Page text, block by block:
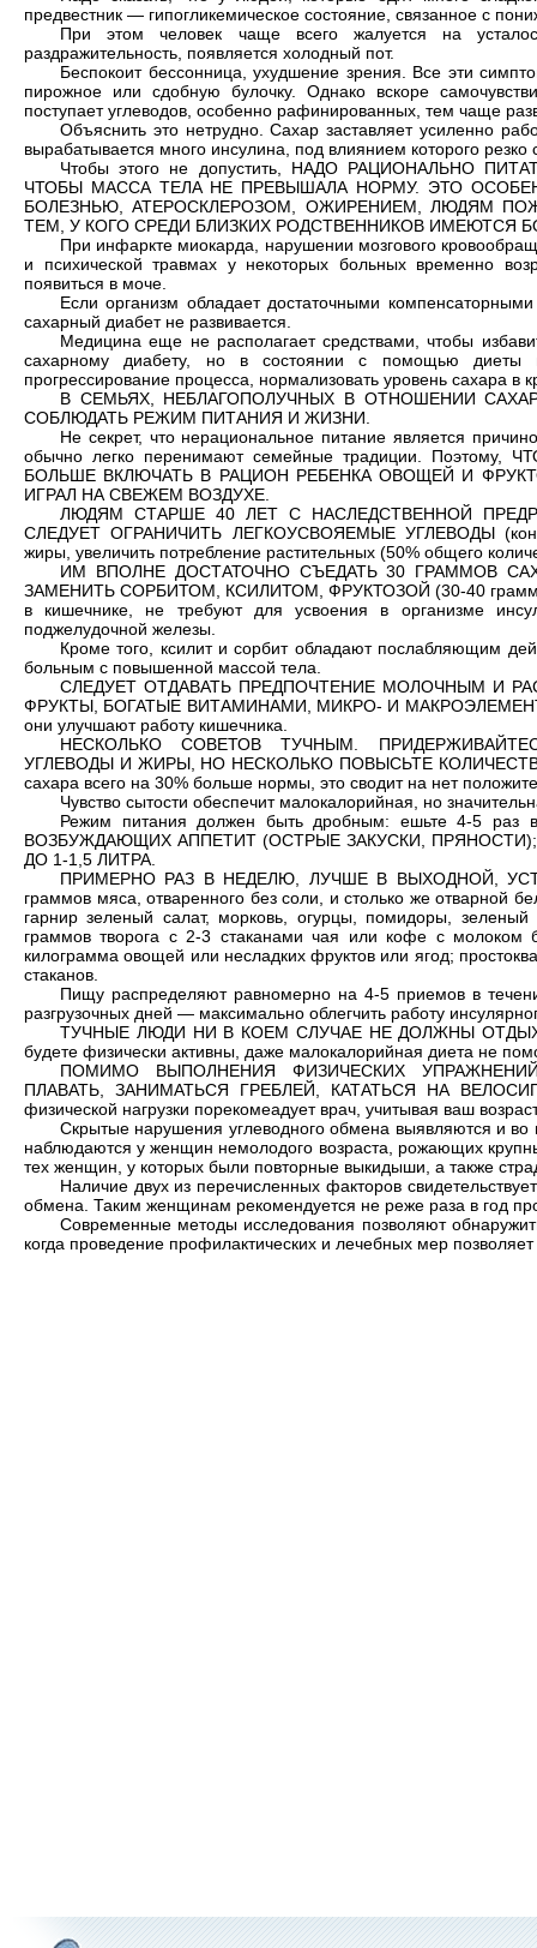
предвестник — гипогликемическое состояние, связанное с
При этом человек чаще всего жалуется на
раздражительность, появляется холодный пот.
Беспокоит бессонница, ухудшение зрения. Все эти
пирожное или сдобную булочку. Однако вскоре
поступает углеводов, особенно рафинированных, тем чаще
Объяснить это нетрудно. Сахар заставляет усиленно
вырабатывается много инсулина, под влиянием которого резко
Чтобы этого не допустить, НАДО РАЦИОНАЛЬНО
ЧТОБЫ МАССА ТЕЛА НЕ ПРЕВЫШАЛА НОРМУ. ЭТО
БОЛЕЗНЬЮ, АТЕРОСКЛЕРОЗОМ, ОЖИРЕНИЕМ, ЛЮДЯМ
ТЕМ, У КОГО СРЕДИ БЛИЗКИХ РОДСТВЕННИКОВ ИМЕЮТСЯ
При инфаркте миокарда, нарушении мозгового
и психической травмах у некоторых больных временно
появиться в моче.
Если организм обладает достаточными
сахарный диабет не развивается.
Медицина еще не располагает средствами, чтобы
сахарному диабету, но в состоянии с помощью диеты
прогрессирование процесса, нормализовать уровень сахара в
В СЕМЬЯХ, НЕБЛАГОПОЛУЧНЫХ В ОТНОШЕНИИ
СОБЛЮДАТЬ РЕЖИМ ПИТАНИЯ И ЖИЗНИ.
Не секрет, что нерациональное питание является
обычно легко перенимают семейные традиции.
БОЛЬШЕ ВКЛЮЧАТЬ В РАЦИОН РЕБЕНКА ОВОЩЕЙ И
ИГРАЛ НА СВЕЖЕМ ВОЗДУХЕ.
ЛЮДЯМ СТАРШЕ 40 ЛЕТ С НАСЛЕДСТВЕННОЙ
СЛЕДУЕТ ОГРАНИЧИТЬ ЛЕГКОУСВОЯЕМЫЕ УГЛЕВОДЫ
жиры, увеличить потребление растительных (50% общего
ИМ ВПОЛНЕ ДОСТАТОЧНО СЪЕДАТЬ 30 ГРАММОВ
ЗАМЕНИТЬ СОРБИТОМ, КСИЛИТОМ, ФРУКТОЗОЙ (30-40
в кишечнике, не требуют для усвоения в организме
поджелудочной железы.
Кроме того, ксилит и сорбит обладают послабляющим
больным с повышенной массой тела.
СЛЕДУЕТ ОТДАВАТЬ ПРЕДПОЧТЕНИЕ МОЛОЧНЫМ И
ФРУКТЫ, БОГАТЫЕ ВИТАМИНАМИ, МИКРО- И
они улучшают работу кишечника.
НЕСКОЛЬКО СОВЕТОВ ТУЧНЫМ.
УГЛЕВОДЫ И ЖИРЫ, НО НЕСКОЛЬКО ПОВЫСЬТЕ
сахара всего на 30% больше нормы, это сводит на нет
Чувство сытости обеспечит малокалорийная, но
Режим питания должен быть дробным: ешьте 4-5
ВОЗБУЖДАЮЩИХ АППЕТИТ (ОСТРЫЕ ЗАКУСКИ,
ДО 1-1,5 ЛИТРА.
ПРИМЕРНО РАЗ В НЕДЕЛЮ, ЛУЧШЕ В ВЫХОДНОЙ,
граммов мяса, отваренного без соли, и столько же отварной
гарнир зеленый салат, морковь, огурцы, помидоры,
граммов творога с 2-3 стаканами чая или кофе с
килограмма овощей или несладких фруктов или ягод;
стаканов.
Пищу распределяют равномерно на 4-5 приемов в
разгрузочных дней — максимально облегчить работу
ТУЧНЫЕ ЛЮДИ НИ В КОЕМ СЛУЧАЕ НЕ ДОЛЖНЫ
будете физически активны, даже малокалорийная диета не
ПОМИМО ВЫПОЛНЕНИЯ ФИЗИЧЕСКИХ
ПЛАВАТЬ, ЗАНИМАТЬСЯ ГРЕБЛЕЙ, КАТАТЬСЯ НА
физической нагрузки порекомеадует врач, учитывая ваш
Скрытые нарушения углеводного обмена выявляются и
наблюдаются у женщин немолодого возраста, рожающих
тех женщин, у которых были повторные выкидыши, а также
Наличие двух из перечисленных факторов
обмена. Таким женщинам рекомендуется не реже раза в год
Современные методы исследования позволяют
когда проведение профилактических и лечебных мер